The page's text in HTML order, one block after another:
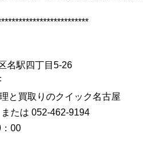
名駅四丁目5-26
と買取りのクイック名古屋
たは 052-462-9194
00